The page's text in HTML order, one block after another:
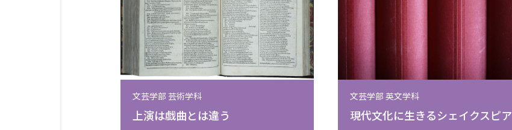
文芸学部 芸術学科
上演は戯曲とは違う
文芸学部 英文学科
現代文化に生きるシェイクスピア